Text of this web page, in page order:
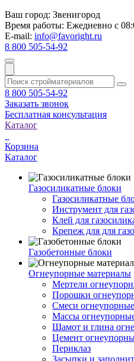
Ваш город: Звенигород
Время работы: Ежедневно с
E-mail: info@favoright.ru
8 800 505-54-92
8 800 505-54-92
Заказать звонок
Бесплатная консультация
Каталог
Корзина
Каталог
Газосиликатные блоки
Газосиликатные
Инструмент для
Клей для
Крепеж для для
Газобетонные блоки
Огнеупорные материалы
Мертели
Порошки
Смеси огнеупорные
Массы
Шамот и глина
Цемент
Периклаз
Засыпки и